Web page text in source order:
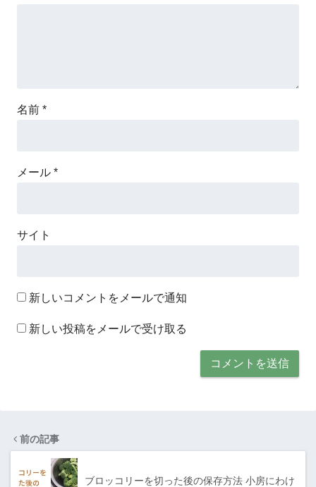
名前 *
メール *
サイト
新しいコメントをメールで通知
新しい投稿をメールで受け取る
前の記事
ブロッコリーを切った後の保存方法 小房にわけ